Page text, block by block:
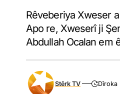
Rêveberiya Xweser
Apo re, Xweserî ji
Abdullah Ocalan em
Stêrk TV Dîroka